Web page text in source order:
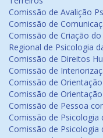
Comissão de Avalição
Comissão de
Comissão de Criação
Regional de Psicologia
Comissão de Direitos
Comissão de
Comissão de
Comissão de
Comissão de Pessoa
Comissão de Psicologia
Comissão de Psicologia